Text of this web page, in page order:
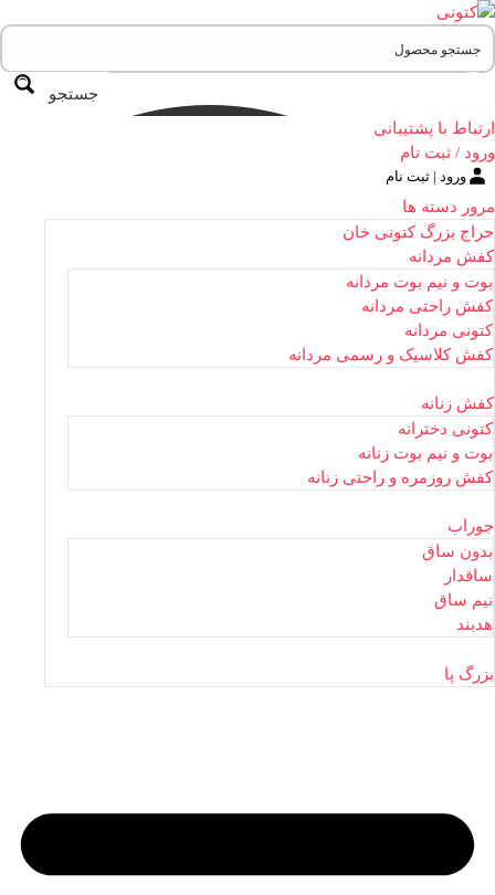
جستجو
ارتباط با پشتیبانی
ورود / ثبت نام
ورود | ثبت نام
مرور دسته ها
حراج بزرگ کتونی خان
کفش مردانه
بوت و نیم بوت مردانه
کفش راحتی مردانه
کتونی مردانه
کفش کلاسیک و رسمی مردانه
کفش زنانه
کتونی دخترانه
بوت و نیم بوت زنانه
کفش روزمره و راحتی زنانه
جوراب
بدون ساق
ساقدار
نیم ساق
هدبند
بزرگ پا